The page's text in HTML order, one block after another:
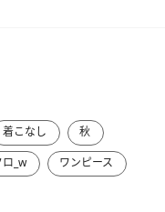
着こなし
秋
_w
ワンピース